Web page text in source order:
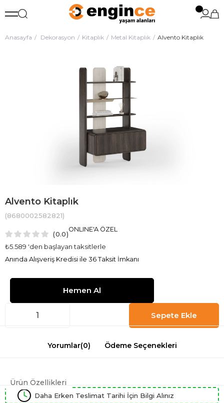
Anasayfa Dekorasyon Kitaplık Metal Kitaplık Alvento Kitaplık
Alvento Kitaplık
(8680002582821)
0.0
₺5.589 'den başlayan taksitlerle
Anında Alışveriş Kredisi ile 36 Taksit İmkanı
ONLINE'A ÖZEL
Yorumlar(0) Ödeme Seçenekleri
Ürün Özellikleri
Daha Erken Teslimat Tarihi İçin Bilgi Alınız